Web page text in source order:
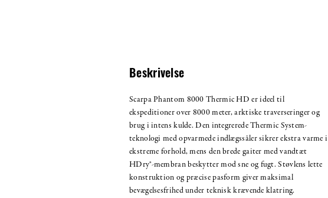
Beskrivelse
Scarpa Phantom 8000 Thermic HD er ideel til
ekspeditioner over 8000 meter, arktiske traverseringer og
brug i intens kulde. Den integrerede Thermic System-
teknologi med opvarmede indlægssåler sikrer ekstra varme i
ekstreme forhold, mens den brede gaiter med vandtæt
HDry®-membran beskytter mod sne og fugt. Støvlens lette
konstruktion og præcise pasform giver maksimal
bevægelsesfrihed under teknisk krævende klatring.